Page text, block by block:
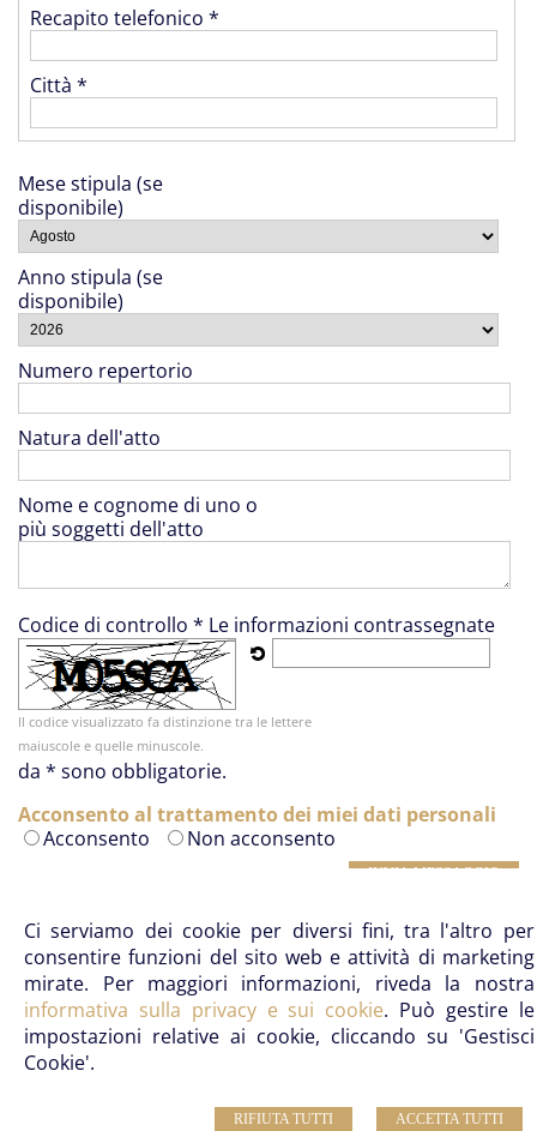
Ci serviamo dei cookie per diversi fini, tra l'altro per
consentire funzioni del sito web e attività di marketing
mirate. Per maggiori informazioni, riveda la nostra
informativa sulla privacy e sui cookie. Può gestire le
impostazioni relative ai cookie, cliccando su 'Gestisci
Cookie'.
ACCETTA TUTTI
RIFIUTA TUTTI
Recapito telefonico *
Città *
Mese stipula (se
disponibile)
Anno stipula (se
disponibile)
Numero repertorio
Natura dell'atto
Nome e cognome di uno o
più soggetti dell'atto
Codice di controllo *
Il codice visualizzato fa distinzione tra le lettere
maiuscole e quelle minuscole.
Le informazioni contrassegnate
da * sono obbligatorie.
Acconsento al trattamento dei miei dati personali
Acconsento
Non acconsento
Studio Notarile Pagano - Notaio Massimo Pagano –
Notaio Gianluca Pagano
Telefono: 0577 46980 | Email:info@notaiopagano.com
Sede:La Lizza, 10 – 53100 Siena (SI)- Sede
secondaria:Via Suor Gemma, 2, 53021 Abbadia San
Salvatore